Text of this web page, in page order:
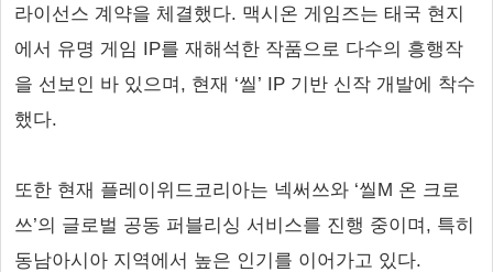
라이선스 계약을 체결했다. 맥시온 게임즈는 태국 현지
에서 유명 게임 IP를 재해석한 작품으로 다수의 흥행작
을 선보인 바 있으며, 현재 ‘씰’ IP 기반 신작 개발에 착수
했다.
또한 현재 플레이위드코리아는 넥써쓰와 ‘씰M 온 크로
쓰’의 글로벌 공동 퍼블리싱 서비스를 진행 중이며, 특히
동남아시아 지역에서 높은 인기를 이어가고 있다.